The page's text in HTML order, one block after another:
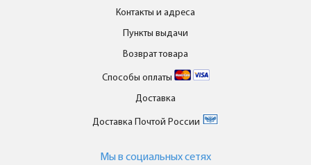
Контакты и адреса
Пункты выдачи
Возврат товара
Способы оплаты
Доставка
Доставка Почтой России
Мы в cоциальных сетях